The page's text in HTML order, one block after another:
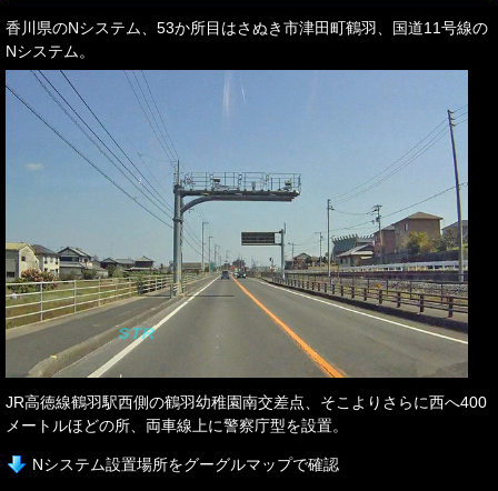
香川県のNシステム、53か所目はさぬき市津田町鶴羽、国道11号線の
Nシステム。
JR高徳線鶴羽駅西側の鶴羽幼稚園南交差点、そこよりさらに西へ400
メートルほどの所、両車線上に警察庁型を設置。
Nシステム設置場所をグーグルマップで確認